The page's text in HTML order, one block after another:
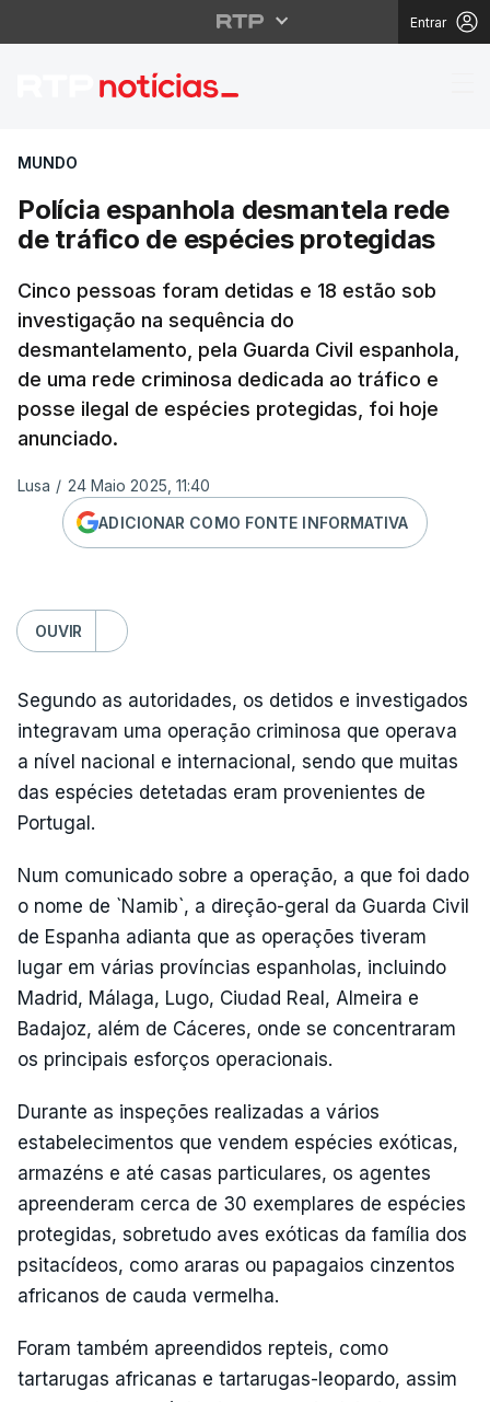
Entrar
Polícia espanhola
MUNDO
Polícia espanhola desmantela rede
de tráfico de espécies protegidas
Cinco pessoas foram detidas e 18 estão sob
investigação na sequência do
desmantelamento, pela Guarda Civil espanhola,
de uma rede criminosa dedicada ao tráfico e
posse ilegal de espécies protegidas, foi hoje
anunciado.
Lusa / 24 Maio 2025, 11:40
ADICIONAR COMO FONTE INFORMATIVA
OUVIR
Segundo as autoridades, os detidos e investigados
integravam uma operação criminosa que operava
a nível nacional e internacional, sendo que muitas
das espécies detetadas eram provenientes de
Portugal.
Num comunicado sobre a operação, a que foi dado
o nome de `Namib`, a direção-geral da Guarda Civil
de Espanha adianta que as operações tiveram
lugar em várias províncias espanholas, incluindo
Madrid, Málaga, Lugo, Ciudad Real, Almeira e
Badajoz, além de Cáceres, onde se concentraram
os principais esforços operacionais.
Durante as inspeções realizadas a vários
estabelecimentos que vendem espécies exóticas,
armazéns e até casas particulares, os agentes
apreenderam cerca de 30 exemplares de espécies
protegidas, sobretudo aves exóticas da família dos
psitacídeos, como araras ou papagaios cinzentos
africanos de cauda vermelha.
Foram também apreendidos repteis, como
tartarugas africanas e tartarugas-leopardo, assim